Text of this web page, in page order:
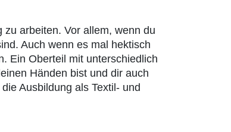
arbeiten. Vor allem, wenn du
Auch wenn es mal hektisch
Ein Oberteil mit unterschiedlich
Händen bist und dir auch
Ausbildung als Textil- und